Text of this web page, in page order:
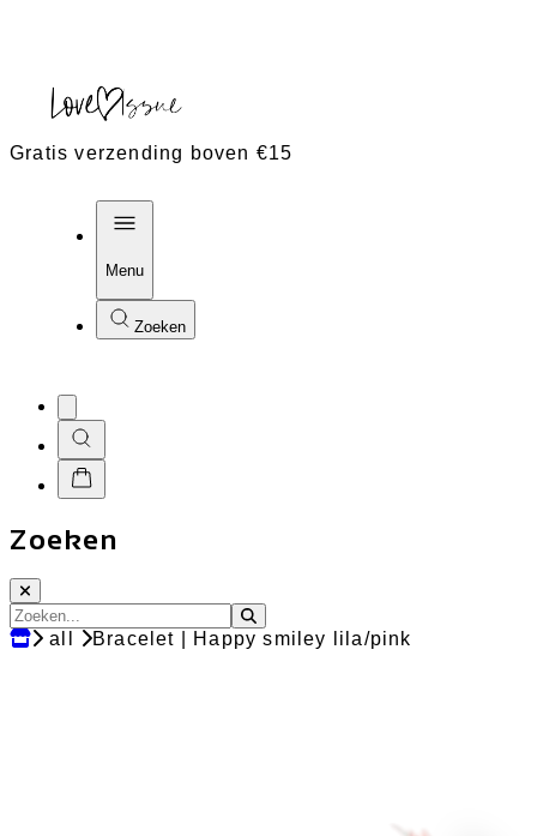
Gratis verzending boven €15
Menu
Zoeken
Zoeken
all Bracelet | Happy smiley lila/pink